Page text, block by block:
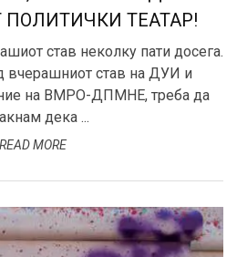
ПОЛИТИЧКИ ТЕАТАР!
став неколку пати досега.
вчерашниот став на ДУИ и
на ВМРО-ДПМНЕ, треба да
дека ...
READ MORE